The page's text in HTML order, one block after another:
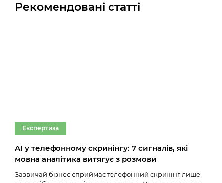
Рекомендовані статті
Експертиза
AI у телефонному скринінгу: 7 сигналів, які
мовна аналітика витягує з розмови
Зазвичай бізнес сприймає телефонний скринінг лише